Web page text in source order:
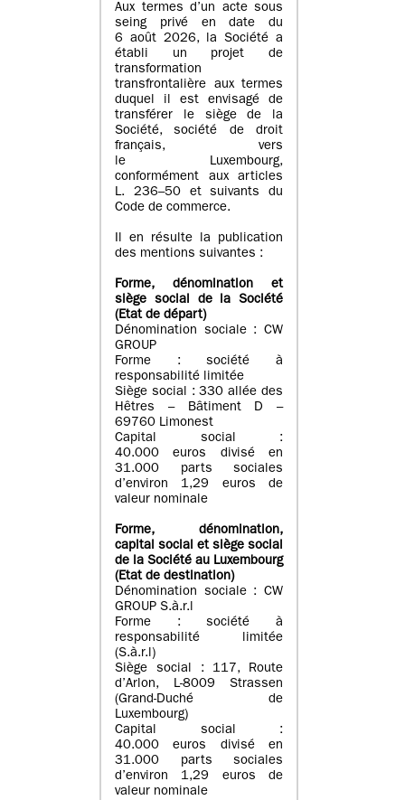
Aux termes d’un acte sous
seing privé en date du
6 août 2026, la Société a
établi un projet de
transformation
transfrontalière aux termes
duquel il est envisagé de
transférer le siège de la
Société, société de droit
français, vers
le Luxembourg,
conformément aux articles
L. 236–50 et suivants du
Code de commerce.
Il en résulte la publication
des mentions suivantes :
Forme, dénomination et
siège social de la Société
(Etatde départ)
Dénomination sociale : CW
GROUP
Forme : société à
responsabilité limitée
Siège social : 330 allée des
Hêtres – Bâtiment D –
69760 Limonest
Capital social :
40.000 euros divisé en
31.000 parts sociales
d’environ 1,29 euros de
valeur nominale
Forme, dénomination,
capital social et siège social
de la Société au Luxembourg
(Etat de destination)
Dénomination sociale : CW
GROUP S.à.r.l
Forme : société à
responsabilité limitée
(S.à.r.l)
Siège social : 117, Route
d’Arlon, L-8009 Strassen
(Grand-Duché de
Luxembourg)
Capital social :
40.000 euros divisé en
31.000 parts sociales
d’environ 1,29 euros de
valeur nominale